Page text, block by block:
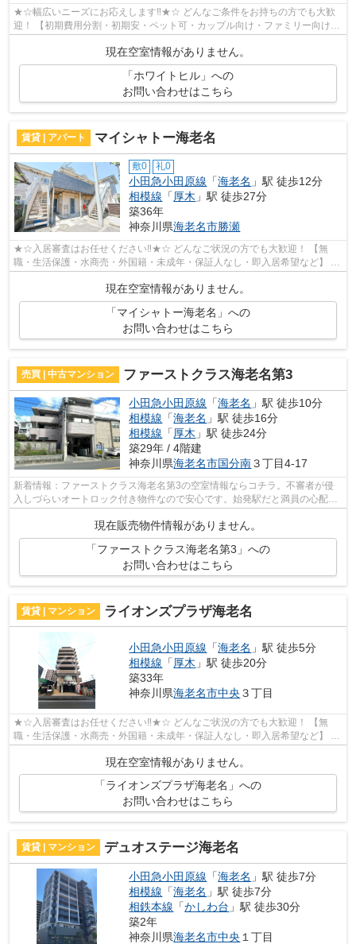
★☆幅広いニーズにお応えします‼★☆ どんなご条件をお持ちの方でも大歓
迎！ 【初期費用分割・初期安・ペット可・カップル向け・ファミリー向け・
現在空室情報がありません。
「ホワイトヒル」への
お問い合わせはこちら
賃貸 | アパート マイシャトー海老名
敷0 礼0
小田急小田原線 「海老名 」駅 徒歩12分
相模線 「厚木 」駅 徒歩27分
築36年
神奈川県海老名市勝瀬
★☆入居審査はお任せください‼★☆ どんなご状況の方でも大歓迎！ 【無
職・生活保護・水商売・外国籍・未成年・保証人なし・即入居希望など】 ネ
現在空室情報がありません。
「マイシャトー海老名」への
お問い合わせはこちら
売買 | 中古マンション ファーストクラス海老名第3
小田急小田原線 「海老名 」駅 徒歩10分
相模線 「海老名 」駅 徒歩16分
相模線 「厚木 」駅 徒歩24分
築29年 / 4階建
神奈川県海老名市国分南３丁目4-17
新着情報：ファーストクラス海老名第3の空室情報ならコチラ。不審者が侵
入しづらいオートロック付き物件なので安心です。始発駅だと満員の心配も
なくスムーズに電車に乗ることができま...
現在販売物件情報がありません。
「ファーストクラス海老名第3」への
お問い合わせはこちら
賃貸 | マンション ライオンズプラザ海老名
小田急小田原線 「海老名 」駅 徒歩5分
相模線 「厚木 」駅 徒歩20分
築33年
神奈川県海老名市中央 ３丁目
★☆入居審査はお任せください‼★☆ どんなご状況の方でも大歓迎！ 【無
職・生活保護・水商売・外国籍・未成年・保証人なし・即入居希望など】 ネ
ット非公開の物件からもお探し致します‼ ...
現在空室情報がありません。
「ライオンズプラザ海老名」への
お問い合わせはこちら
賃貸 | マンション デュオステージ海老名
小田急小田原線 「海老名 」駅 徒歩7分
相模線 「海老名 」駅 徒歩7分
相鉄本線 「かしわ台 」駅 徒歩30分
築2年
神奈川県海老名市中央 １丁目